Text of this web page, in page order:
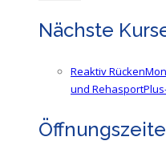
Nächste
Reaktiv Rücken
und